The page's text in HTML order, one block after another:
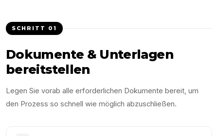
SCHRITT 01
Dokumente & Unterlagen
bereitstellen
Legen Sie vorab alle erforderlichen Dokumente bereit, um
den Prozess so schnell wie möglich abzuschließen.